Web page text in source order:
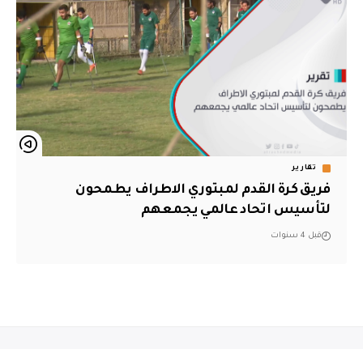
تقارير
فريق كرة القدم لمبتوري الاطراف يطمحون
لتأسيس اتحاد عالمي يجمعهم
قبل 4 سنوات